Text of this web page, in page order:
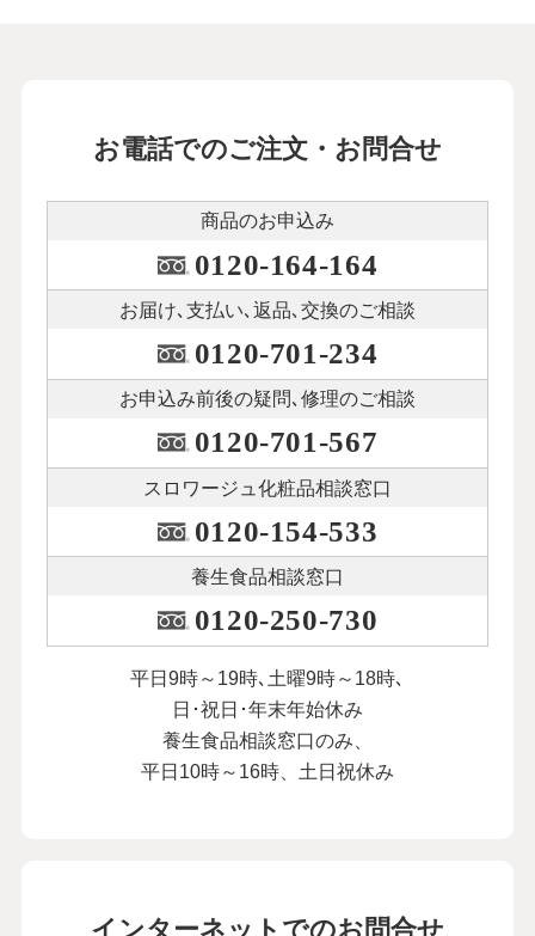
お電話でのご注文・お問合せ
商品のお申込み
0120-164-164
お届け､支払い､ 返品､交換のご相談
0120-701-234
お申込み前後の疑問､修理のご相談
0120-701-567
スロワージュ化粧品相談窓口
0120-154-533
養生食品相談窓口
0120-250-730
平日9時～19時､土曜9時～18時､
日･祝日･年末年始休み
養生食品相談窓口のみ、
平日10時～16時、土日祝休み
インターネットでのお問合せ